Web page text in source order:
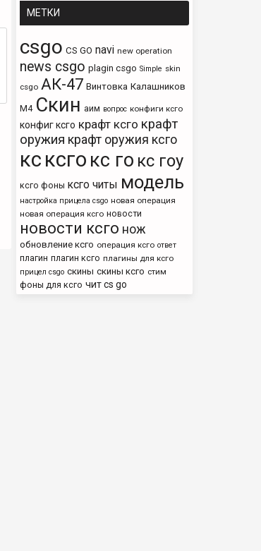
МЕТКИ
csgo CS GO navi new operation
news csgo plagin csgo Simple skin
csgo АК-47 Винтовка Калашников
М4 Скин аим вопрос конфиги ксго
конфиг ксго крафт ксго крафт
оружия крафт оружия ксго
кс ксго кс го кс гоу
ксго фоны ксго читы модель
настройка прицела csgo новая операция
новая операция ксго новости
новости ксго нож
обновление ксго операция ксго ответ
плагин плагин ксго плагины для ксго
прицел csgo скины скины ксго стим
фоны для ксго чит cs go